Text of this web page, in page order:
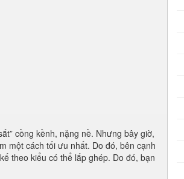
cồng kềnh, nặng nề. Nhưng bây giờ,
một cách tối ưu nhất. Do đó, bên cạnh
theo kiểu có thể lắp ghép. Do đó, bạn